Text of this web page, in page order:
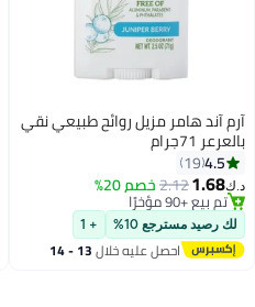
آرم آند هامر مزيل روائح طبيعي نقي
بالعرعر 71جرام
4.5
19
د.ك‏1.68
2.12خصم 20%
تم بيع +90 مؤخرًا
تم بيع +90 مؤخرًا
لك رصيد مسترجع 10% + 1
احصل عليه خلال 13 - 14